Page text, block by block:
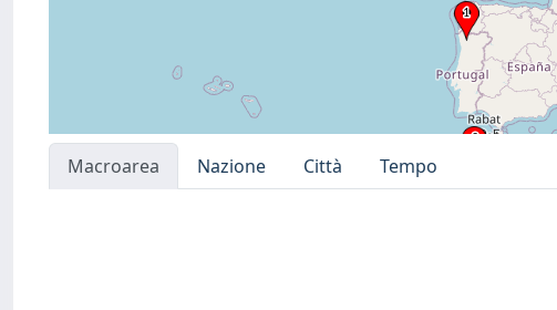
Macroarea Nazione Città
Tempo